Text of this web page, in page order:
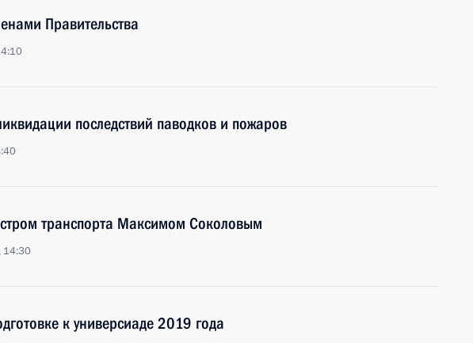
Правительства
последствий паводков и пожаров
транспорта Максимом Соколовым
14:30
к универсиаде 2019 года